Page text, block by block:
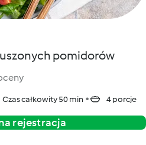
pomidorów
Czas całkowity 50 min 4 porcje
rejestracja